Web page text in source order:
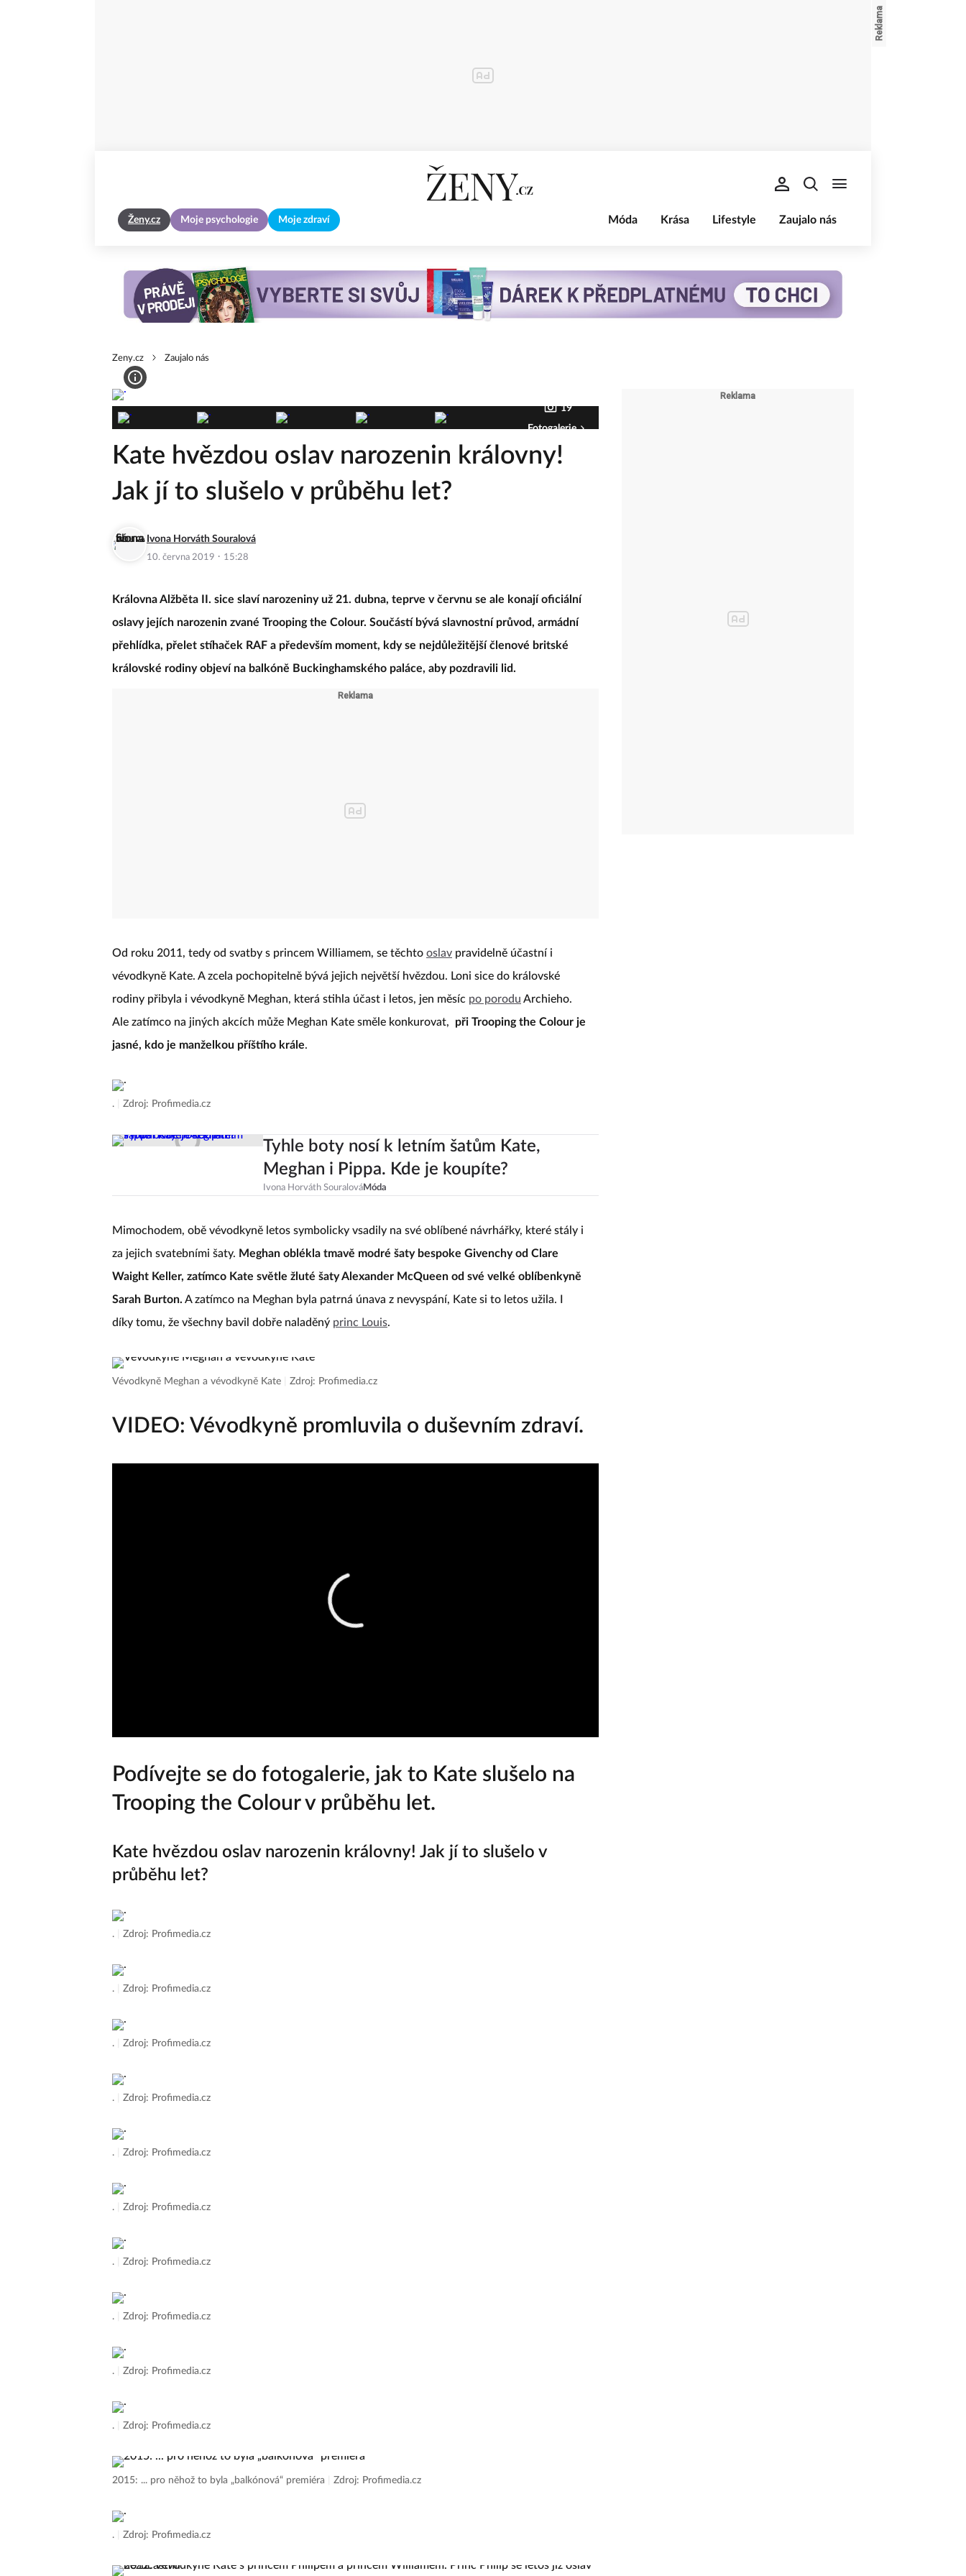
Ženy.cz Moje psychologie Moje zdraví Móda Krása Lifestyle Zaujalo nás
Zeny.cz Zaujalo nás
19
Fotogalerie
Kate hvězdou oslav narozenin královny!
Jak jí to slušelo v průběhu let?
Ivona Horváth Souralová
10. června 2019 · 15:28
Královna Alžběta II. sice slaví narozeniny už 21. dubna, teprve v červnu se ale konají oficiální
oslavy jejích narozenin zvané Trooping the Colour. Součástí bývá slavnostní průvod, armádní
přehlídka, přelet stíhaček RAF a především moment, kdy se nejdůležitější členové britské
královské rodiny objeví na balkóně Buckinghamského paláce, aby pozdravili lid.
Od roku 2011, tedy od svatby s princem Williamem, se těchto oslav pravidelně účastní i
vévodkyně Kate. A zcela pochopitelně bývá jejich největší hvězdou. Loni sice do královské
rodiny přibyla i vévodkyně Meghan, která stihla účast i letos, jen měsíc po porodu Archieho.
Ale zatímco na jiných akcích může Meghan Kate směle konkurovat,
při Trooping the Colour je
jasné, kdo je manželkou příštího krále.
. Zdroj: Profimedia.cz
Tyhle boty nosí k letním šatům Kate,
Meghan i Pippa. Kde je koupíte?
Ivona Horváth SouralováMóda
Mimochodem, obě vévodkyně letos symbolicky vsadily na své oblíbené návrhářky, které stály i
za jejich svatebními šaty. Meghan oblékla tmavě modré šaty bespoke Givenchy od Clare
Waight Keller, zatímco Kate světle žluté šaty Alexander McQueen od své velké oblíbenkyně
Sarah Burton. A zatímco na Meghan byla patrná únava z nevyspání, Kate si to letos užila. I
díky tomu, že všechny bavil dobře naladěný princ Louis.
Vévodkyně Meghan a vévodkyně Kate Zdroj: Profimedia.cz
VIDEO: Vévodkyně promluvila o duševním zdraví.
Podívejte se do fotogalerie, jak to Kate slušelo na
Trooping the Colour v průběhu let.
Kate hvězdou oslav narozenin královny! Jak jí to slušelo v
průběhu let?
. Zdroj: Profimedia.cz
. Zdroj: Profimedia.cz
. Zdroj: Profimedia.cz
. Zdroj: Profimedia.cz
. Zdroj: Profimedia.cz
. Zdroj: Profimedia.cz
. Zdroj: Profimedia.cz
. Zdroj: Profimedia.cz
. Zdroj: Profimedia.cz
. Zdroj: Profimedia.cz
2015: ... pro něhož to byla „balkónová“ premiéra Zdroj: Profimedia.cz
. Zdroj: Profimedia.cz